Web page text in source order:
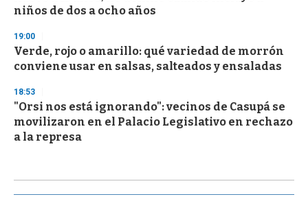
niños de dos a ocho años
19:00
Verde, rojo o amarillo: qué variedad de morrón
conviene usar en salsas, salteados y ensaladas
18:53
"Orsi nos está ignorando": vecinos de Casupá se
movilizaron en el Palacio Legislativo en rechazo
a la represa